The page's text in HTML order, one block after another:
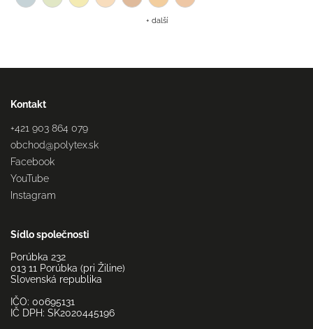
+ další
Kontakt
+421 903 864 079
obchod@polytex.sk
Facebook
YouTube
Instagram
Sídlo společnosti
Porúbka 232
013 11 Porúbka (pri Žiline)
Slovenská republika
IČO: 00695131
IČ DPH: SK2020445196